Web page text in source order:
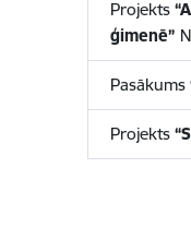
Projekts
ģimenē”
Projekts